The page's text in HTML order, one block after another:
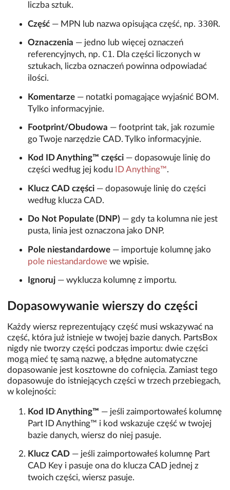
liczba sztuk.
Część — MPN lub nazwa opisująca część, np. 330R.
Oznaczenia — jedno lub więcej oznaczeń
referencyjnych, np. C1. Dla części liczonych w
sztukach, liczba oznaczeń powinna odpowiadać
ilości.
Komentarze — notatki pomagające wyjaśnić BOM.
Tylko informacyjnie.
Footprint/Obudowa — footprint tak, jak rozumie
go Twoje narzędzie CAD. Tylko informacyjnie.
Kod ID Anything™ części — dopasowuje linię do
części według jej kodu
ID Anything™.
Klucz CAD części — dopasowuje linię do części
według klucza CAD.
Do Not Populate (DNP) — gdy ta kolumna nie jest
pusta, linia jest oznaczona jako DNP.
Pole niestandardowe — importuje kolumnę jako
pole niestandardowe we wpisie.
Ignoruj — wyklucza kolumnę z importu.
Dopasowywanie wierszy do części
Każdy wiersz reprezentujący część musi wskazywać na
część, która już istnieje w twojej bazie danych. PartsBox
nigdy nie tworzy części podczas importu: dwie części
mogą mieć tę samą nazwę, a błędne automatyczne
dopasowanie jest kosztowne do cofnięcia. Zamiast tego
dopasowuje do istniejących części w trzech przebiegach,
w kolejności:
Kod ID Anything™ — jeśli zaimportowałeś kolumnę
Part ID Anything™ i kod wskazuje część w twojej
bazie danych, wiersz do niej pasuje.
Klucz CAD — jeśli zaimportowałeś kolumnę Part
CAD Key i pasuje ona do klucza CAD jednej z
twoich części, wiersz pasuje.